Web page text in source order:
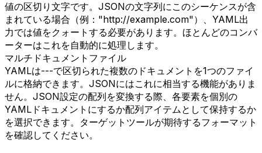
値の区切り文字です。JSONの文字列にこのシーケンスが含
まれている場合（例："http://example.com"）、YAML出
力では値をクォートする必要があります。ほとんどのコンバ
ーターはこれを自動的に処理します。
マルチドキュメントファイル
YAMLは---で区切られた複数のドキュメントを1つのファイ
ルに格納できます。JSONにはこれに相当する機能がありま
せん。JSON設定の配列を変換する際、各要素を個別の
YAMLドキュメントにするか配列アイテムとして保持するか
を選択できます。ターゲットツールが期待するフォーマット
を確認してください。